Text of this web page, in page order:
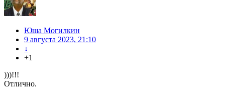
Юша Могилкин
9 августа 2023, 21:10
↓
+1
)))!!!
Отлично.